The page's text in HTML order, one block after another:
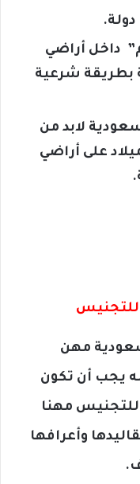
“10 أعوام” داخل أراضي
بطريقة شرعية
لابد من
على أراضي
للتجنيس
مهن
يجب أن تكون
للتجنيس مهنا
وأعرافها